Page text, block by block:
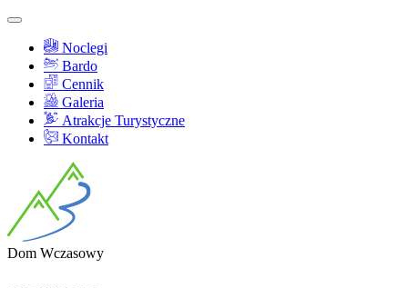
Noclegi
Bardo
Cennik
Galeria
Atrakcje Turystyczne
Kontakt
Dom Wczasowy